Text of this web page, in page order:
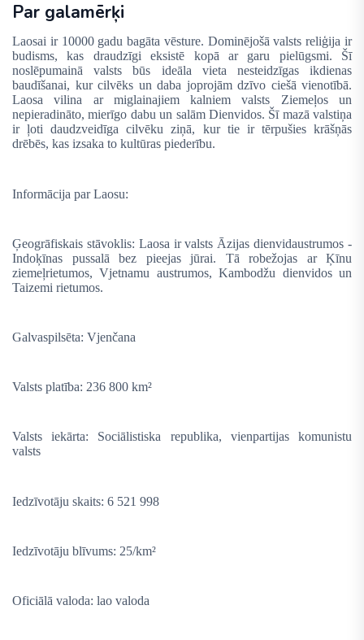
Par galamērķi
Laosai ir 10000 gadu bagāta vēsture. Dominējošā valsts reliģija ir
budisms, kas draudzīgi eksistē kopā ar garu pielūgsmi. Šī
noslēpumainā valsts būs ideāla vieta nesteidzīgas ikdienas
baudīšanai, kur cilvēks un daba joprojām dzīvo ciešā vienotībā.
Laosa vilina ar miglainajiem kalniem valsts Ziemeļos un
nepieradināto, mierīgo dabu un salām Dienvidos. Šī mazā valstiņa
ir ļoti daudzveidīga cilvēku ziņā, kur tie ir tērpušies krāšņās
drēbēs, kas izsaka to kultūras piederību.
Informācija par Laosu:
Ģeogrāfiskais stāvoklis: Laosa ir valsts Āzijas dienvidaustrumos -
Indoķīnas pussalā bez pieejas jūrai. Tā robežojas ar Ķīnu
ziemeļrietumos, Vjetnamu austrumos, Kambodžu dienvidos un
Taizemi rietumos.
Galvaspilsēta: Vjenčana
Valsts platība: 236 800 km²
Valsts iekārta: Sociālistiska republika, vienpartijas komunistu
valsts
Iedzīvotāju skaits: 6 521 998
Iedzīvotāju blīvums: 25/km²
Oficiālā valoda: lao valoda